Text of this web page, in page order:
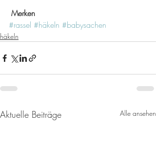
Merken
#rassel #häkeln #babysachen
häkeln
Aktuelle Beiträge Alle ansehen